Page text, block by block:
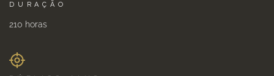
DURAÇÃO
210 horas